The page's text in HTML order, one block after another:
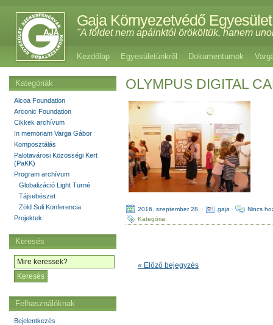
Gaja Környezetvédő Egyesület
"A földet nem apáinktól örököltük, hanem
Kezdőlap Egyesületünkről Dokumentumok
OLYMPUS DIGITAL
2016. szeptember 28. · gaja ·
Nincs
Kategória:
« Előző bejegyzés
Kategóriák
Alcoa Foundation
Arconic Foundation
Cikkek archívum
In memoriam Varga Gábor
Komposztálás
Palotavárosi Közösségi Kert
(PaKK)
Program archívum
Globalizáció Light Turné
Tájsebészet
Zöld Suli Konferencia
Projektek
Keresés
Felhasználóknak
Bejelentkezés